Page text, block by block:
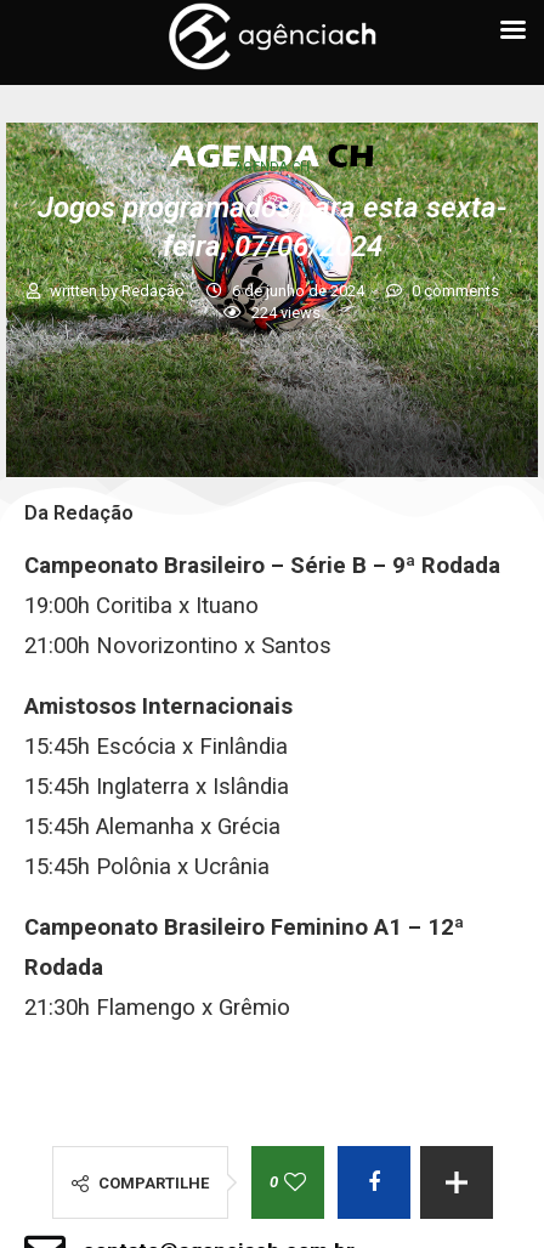
AGENDA CH
Jogos programados para esta sexta-
feira, 07/06/2024
written byRedação 6 de junho de 2024
0 comments
224views
Da Redação
Campeonato Brasileiro – Série B – 9ª Rodada
19:00h Coritiba x Ituano
21:00h Novorizontino x Santos
Amistosos Internacionais
15:45h Escócia x Finlândia
15:45h Inglaterra x Islândia
15:45h Alemanha x Grécia
15:45h Polônia x Ucrânia
Campeonato Brasileiro Feminino A1 – 12ª
Rodada
21:30h Flamengo x Grêmio
COMPARTILHE 0